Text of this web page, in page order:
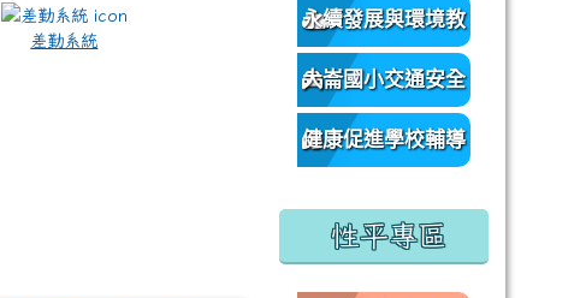
差勤系統
\
永續發展與環境教
育資源網
大崙國小交通安全
網
健康促進學校輔導
性平專區